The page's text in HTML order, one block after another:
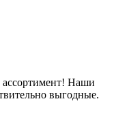
ассортимент! Наши
выгодные.